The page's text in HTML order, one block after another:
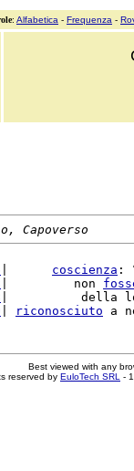
: Alfabetica - Frequenza -
Capoverso
coscienza :
|         non
|          della
riconosciuto a
Best viewed with any
reserved by EuloTech SRL -